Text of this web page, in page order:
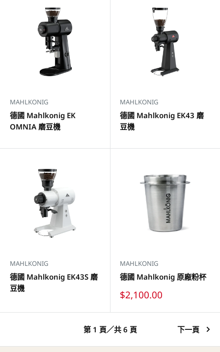
MAHLKONIG
德國 Mahlkonig EK
OMNIA 磨豆機
MAHLKONIG
德國 Mahlkonig EK43 磨
豆機
MAHLKONIG
德國 Mahlkonig EK43S 磨
豆機
MAHLKONIG
德國 Mahlkonig 原廠粉杯
特
價
$2,100.00
第 1 頁／共 6 頁 下一頁